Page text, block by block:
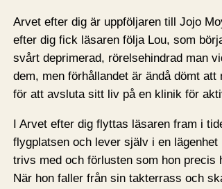
Arvet efter dig är uppföljaren till Jojo
efter dig fick läsaren följa Lou, som
svårt deprimerad, rörelsehindrad man
dem, men förhållandet är ändå dömt
för att avsluta sitt liv på en klinik för
I Arvet efter dig flyttas läsaren fram i
flygplatsen och lever själv i en
trivs med och förlusten som hon
När hon faller från sin takterrass och